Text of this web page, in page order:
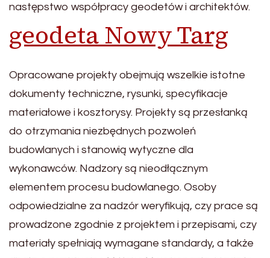
następstwo współpracy geodetów i architektów.
geodeta Nowy Targ
Opracowane projekty obejmują wszelkie istotne
dokumenty techniczne, rysunki, specyfikacje
materiałowe i kosztorysy. Projekty są przesłanką
do otrzymania niezbędnych pozwoleń
budowlanych i stanowią wytyczne dla
wykonawców. Nadzory są nieodłącznym
elementem procesu budowlanego. Osoby
odpowiedzialne za nadzór weryfikują, czy prace są
prowadzone zgodnie z projektem i przepisami, czy
materiały spełniają wymagane standardy, a także